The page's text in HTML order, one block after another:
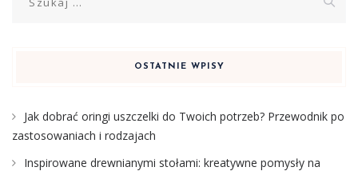
OSTATNIE WPISY
Jak dobrać oringi uszczelki do Twoich potrzeb? Przewodnik po
zastosowaniach i rodzajach
Inspirowane drewnianymi stołami: kreatywne pomysły na